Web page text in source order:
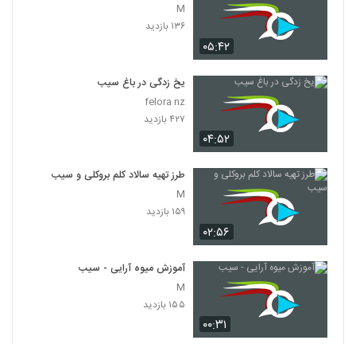
۰۵:۴۲
M
۱۳۶ بازدید
۰۴:۵۲
یخ زدگی در باغ سیب
felora nz
۴۲۷ بازدید
۰۲:۵۶
طرز تهیه سالاد کلم بروکلی و سیب
M
۱۵۹ بازدید
۰۰:۳۱
آموزش میوه آرایی - سیب
M
۱۵۵ بازدید